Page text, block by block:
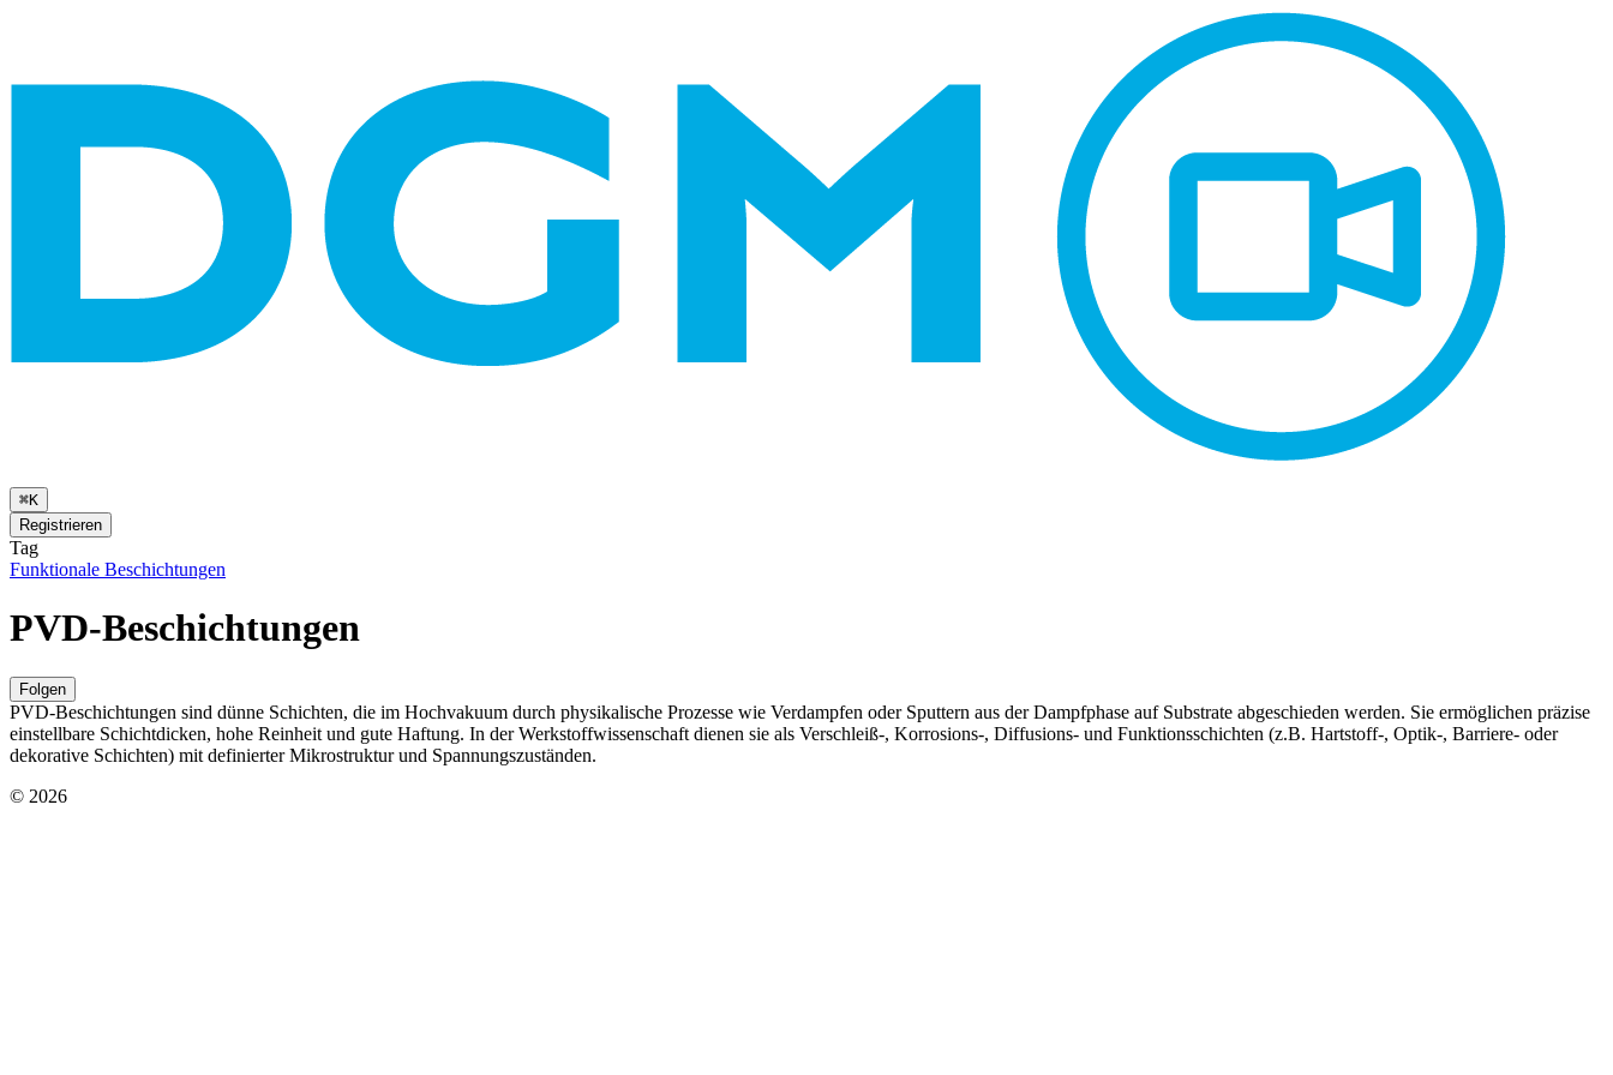
⌘K
Registrieren
Tag
Funktionale Beschichtungen
PVD-Beschichtungen
Folgen
PVD-Beschichtungen sind dünne Schichten, die im Hochvakuum durch physikalische Prozesse wie Verdampfen oder Sputtern aus der Dampfphase auf Substrate abgeschieden werden. Sie ermöglichen präzise
einstellbare Schichtdicken, hohe Reinheit und gute Haftung. In der Werkstoffwissenschaft dienen sie als Verschleiß‑, Korrosions‑, Diffusions‑ und Funktionsschichten (z.B. Hartstoff-, Optik-, Barriere- oder
dekorative Schichten) mit definierter Mikrostruktur und Spannungszuständen.
© 2026